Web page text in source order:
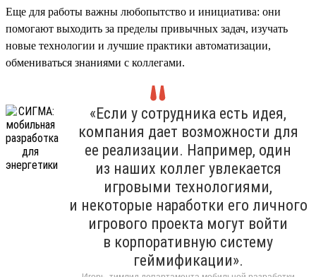
Еще для работы важны любопытство и инициатива: они
помогают выходить за пределы привычных задач, изучать
новые технологии и лучшие практики автоматизации,
обмениваться знаниями с коллегами.
«Если у сотрудника есть идея,
компания дает возможности для
ее реализации. Например, один
из наших коллег увлекается
игровыми технологиями,
и некоторые наработки его личного
игрового проекта могут войти
в корпоративную систему
геймификации».